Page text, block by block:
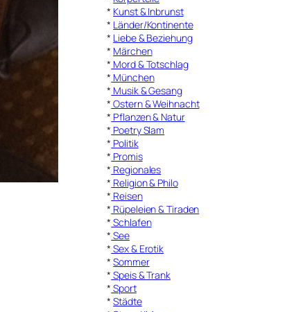
* Kunst & Inbrunst
* Länder/Kontinente
* Liebe & Beziehung
* Märchen
* Mord & Totschlag
* München
* Musik & Gesang
* Ostern & Weihnacht
* Pflanzen & Natur
* Poetry Slam
* Politik
* Promis
* Regionales
* Religion & Philo
* Reisen
* Rüpeleien & Tiraden
* Schlafen
* See
* Sex & Erotik
*Sommer
* Speis & Trank
* Sport
*Städte